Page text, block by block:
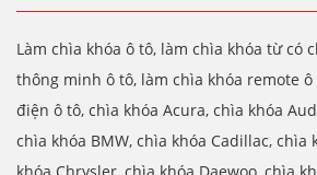
Làm chìa khóa ô tô, làm chìa khóa từ có
thông minh ô tô, làm chìa khóa remote ô
điện ô tô, chìa khóa Acura, chìa khóa
chìa khóa BMW, chìa khóa Cadillac, chìa